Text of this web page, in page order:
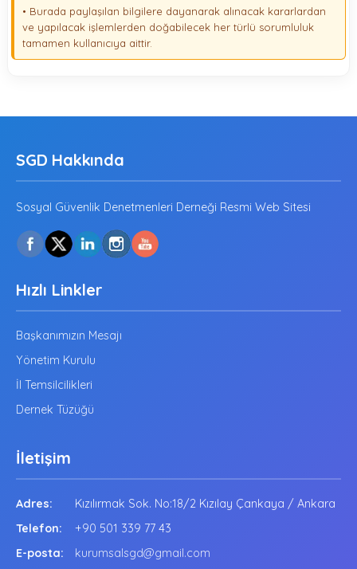
• Burada paylaşılan bilgilere dayanarak alınacak kararlardan
ve yapılacak işlemlerden doğabilecek her türlü sorumluluk
tamamen kullanıcıya aittir.
SGD Hakkında
Sosyal Güvenlik Denetmenleri Derneği Resmi Web Sitesi
Hızlı Linkler
Başkanımızın Mesajı
Yönetim Kurulu
İl Temsilcilikleri
Dernek Tüzüğü
İletişim
Adres:
Kızılırmak Sok. No:18/2 Kızılay Çankaya / Ankara
Telefon:
+90 501 339 77 43
E-posta:
kurumsalsgd@gmail.com